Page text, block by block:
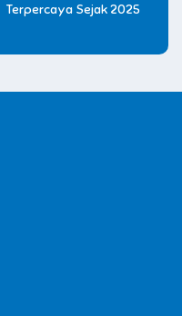
Terpercaya Sejak 2025